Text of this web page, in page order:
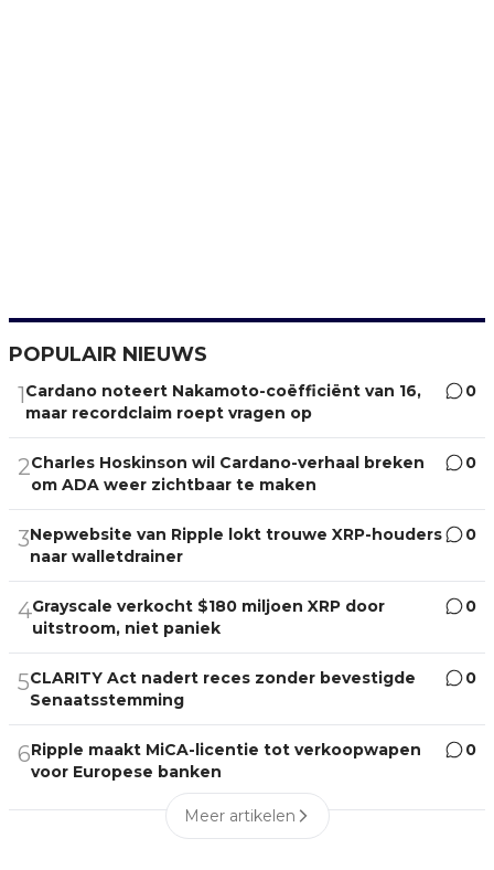
POPULAIR NIEUWS
1Cardano noteert Nakamoto-coëfficiënt van 16,
maar recordclaim roept vragen op
0
2Charles Hoskinson wil Cardano-verhaal breken
om ADA weer zichtbaar te maken
0
3Nepwebsite van Ripple lokt trouwe XRP-houders
naar walletdrainer
0
4Grayscale verkocht $180 miljoen XRP door
uitstroom, niet paniek
0
5CLARITY Act nadert reces zonder bevestigde
Senaatsstemming
0
6Ripple maakt MiCA-licentie tot verkoopwapen
voor Europese banken
0
Meer artikelen